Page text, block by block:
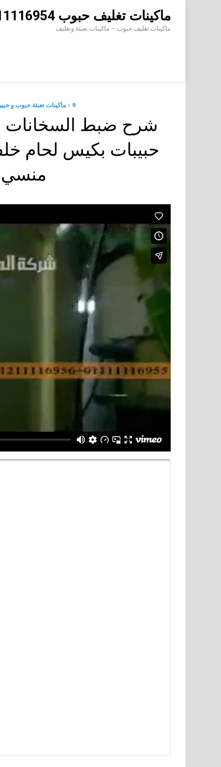
content
ماكينات تغليف حبوب 01211116954 – 01211116956 – 01211116958
ماكينات تغليف حبوب – ماكينات تعبئة وتغليف
9 - ماكينات تعبئة حبوب و حبيبات وتعبئة مساحيق في اكياس اوتوماتيك
شرح ضبط السخانات و